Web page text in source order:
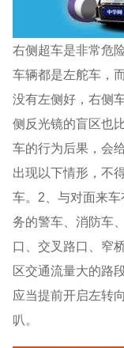
右侧超车是非常危
车辆都是左舵车，
没有左侧好，右侧
侧反光镜的盲区也
车的行为后果，会
出现以下情形，不
车。2、与对面来
务的警车、消防车
口、交叉路口、窄
区交通流量大的路
应当提前开启左转
叭。